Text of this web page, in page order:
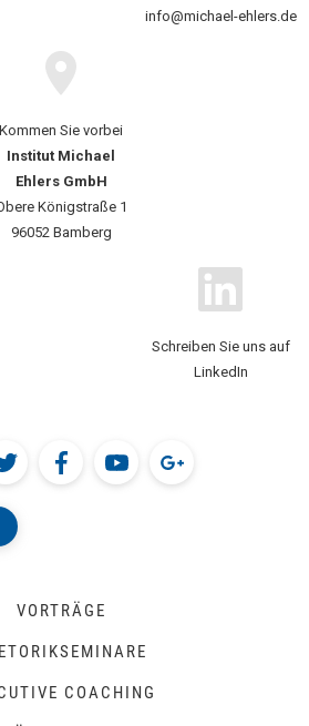
info@michael-ehlers.de
Kommen Sie vorbei
Institut Michael
Ehlers GmbH
Königstraße 1
96052 Bamberg
Schreiben Sie uns auf
LinkedIn
VORTRÄGE
COACHING